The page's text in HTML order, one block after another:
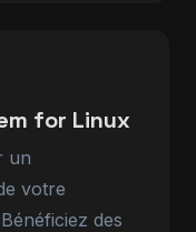
for Linux
un
votre
des